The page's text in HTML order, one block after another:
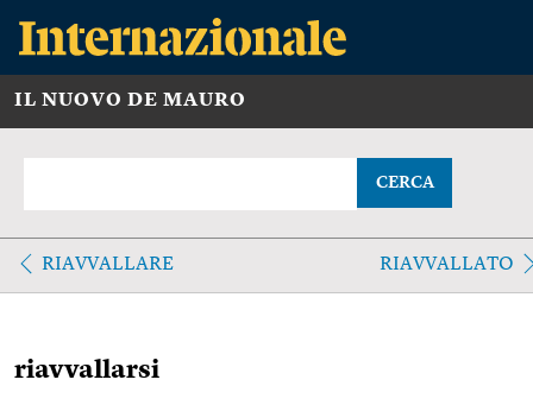
IL NUOVO DE MAURO
CERCA
RIAVVALLARE RIAVVALLATO
riavvallarsi